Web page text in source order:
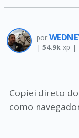
por
| 54.9kxp |
Copiei direto
como